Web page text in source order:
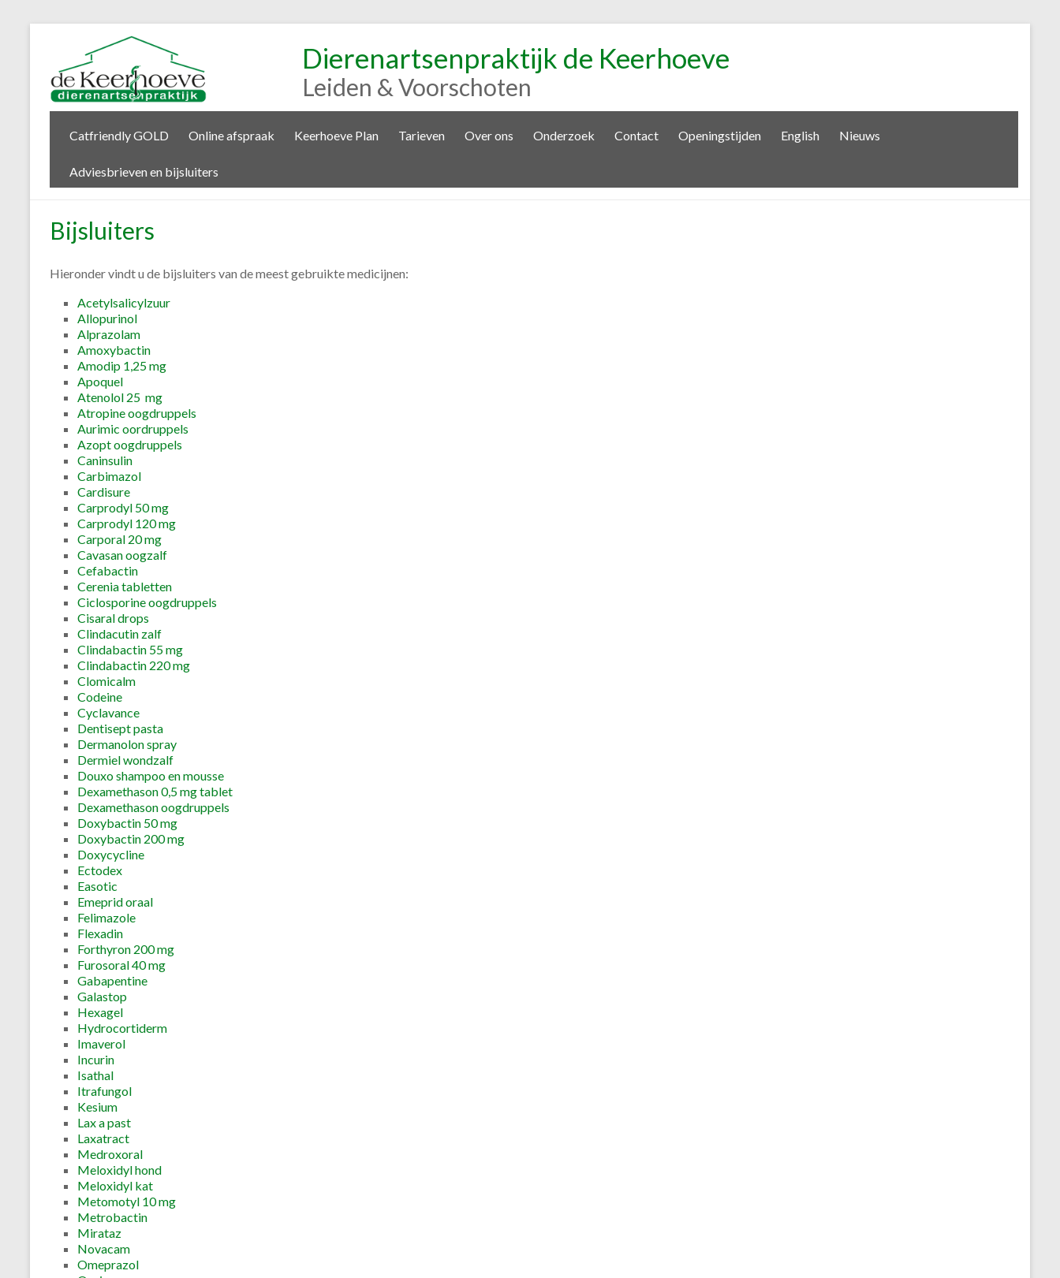
Dierenartsenpraktijk de Keerhoeve
Leiden & Voorschoten
Catfriendly GOLD Online afspraak Keerhoeve Plan Tarieven Over ons Onderzoek Contact Openingstijden English Nieuws
Adviesbrieven en bijsluiters
Bijsluiters
Hieronder vindt u de bijsluiters van de meest gebruikte medicijnen:
Acetylsalicylzuur
Allopurinol
Alprazolam
Amoxybactin
Amodip 1,25 mg
Apoquel
Atenolol 25 mg
Atropine oogdruppels
Aurimic oordruppels
Azopt oogdruppels
Caninsulin
Carbimazol
Cardisure
Carprodyl 50 mg
Carprodyl 120 mg
Carporal 20 mg
Cavasan oogzalf
Cefabactin
Cerenia tabletten
Ciclosporine oogdruppels
Cisaral drops
Clindacutin zalf
Clindabactin 55 mg
Clindabactin 220 mg
Clomicalm
Codeine
Cyclavance
Dentisept pasta
Dermanolon spray
Dermiel wondzalf
Douxo shampoo en mousse
Dexamethason 0,5 mg tablet
Dexamethason oogdruppels
Doxybactin 50 mg
Doxybactin 200 mg
Doxycycline
Ectodex
Easotic
Emeprid oraal
Felimazole
Flexadin
Forthyron 200 mg
Furosoral 40 mg
Gabapentine
Galastop
Hexagel
Hydrocortiderm
Imaverol
Incurin
Isathal
Itrafungol
Kesium
Lax a past
Laxatract
Medroxoral
Meloxidyl hond
Meloxidyl kat
Metomotyl 10 mg
Metrobactin
Mirataz
Novacam
Omeprazol